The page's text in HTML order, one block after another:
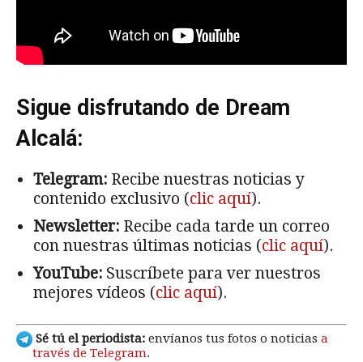
Sigue disfrutando de Dream
Alcalá:
Telegram: Recibe nuestras noticias y
contenido exclusivo (clic aquí).
Newsletter: Recibe cada tarde un correo
con nuestras últimas noticias (clic aquí).
YouTube: Suscríbete para ver nuestros
mejores vídeos (clic aquí).
Sé tú el periodista: envíanos tus fotos o noticias a
través de Telegram.